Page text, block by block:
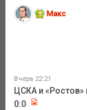
Макс
Вчера 22:21
ЦСКА и «Ростов»
0:0